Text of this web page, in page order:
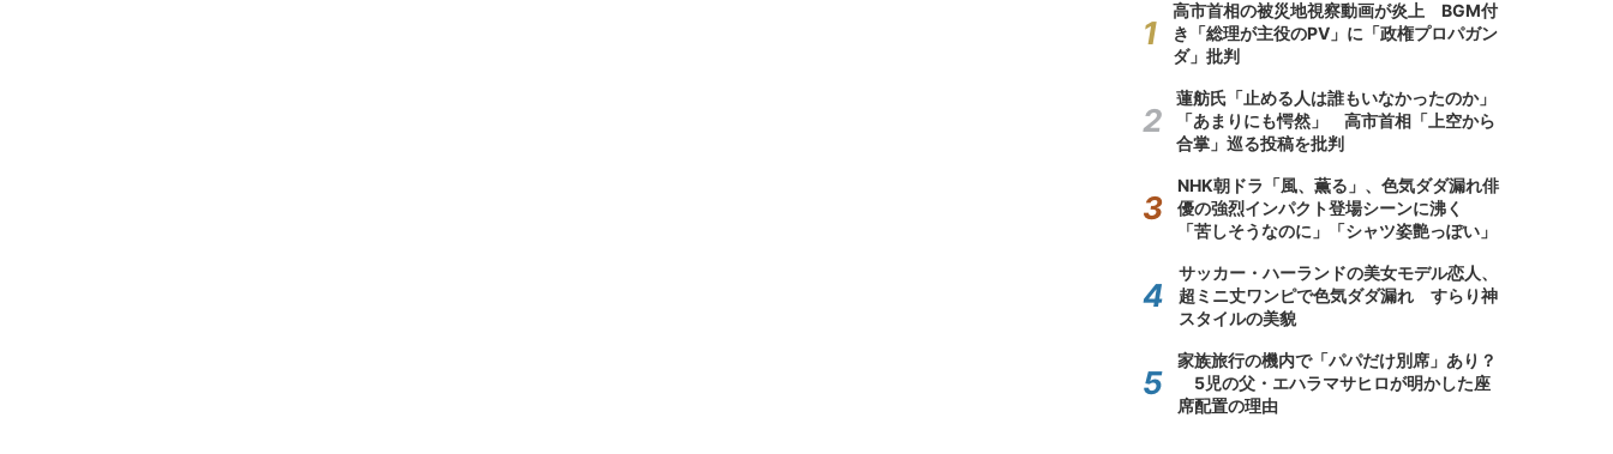
高市首相の被災地視察動画が炎上 BGM付
き「総理が主役のPV」に「政権プロパガン
ダ」批判
蓮舫氏「止める人は誰もいなかったのか」
「あまりにも愕然」 高市首相「上空から
合掌」巡る投稿を批判
NHK朝ドラ「風、薫る」、色気ダダ漏れ俳
優の強烈インパクト登場シーンに沸く
「苦しそうなのに」「シャツ姿艶っぽい」
サッカー・ハーランドの美女モデル恋人、
超ミニ丈ワンピで色気ダダ漏れ すらり神
スタイルの美貌
家族旅行の機内で「パパだけ別席」あり？
5児の父・エハラマサヒロが明かした座
席配置の理由